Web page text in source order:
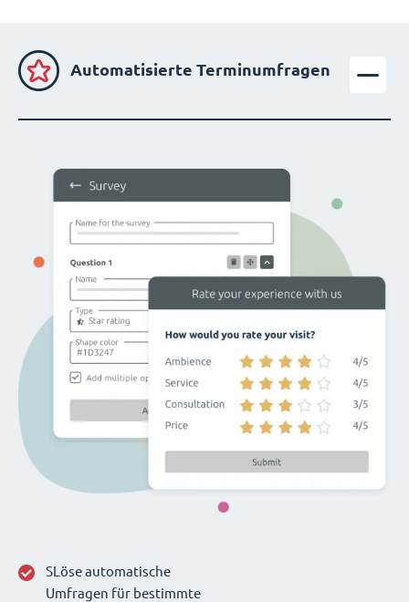
Automatisierte Terminumfragen
SLöse automatische
Umfragen für bestimmte